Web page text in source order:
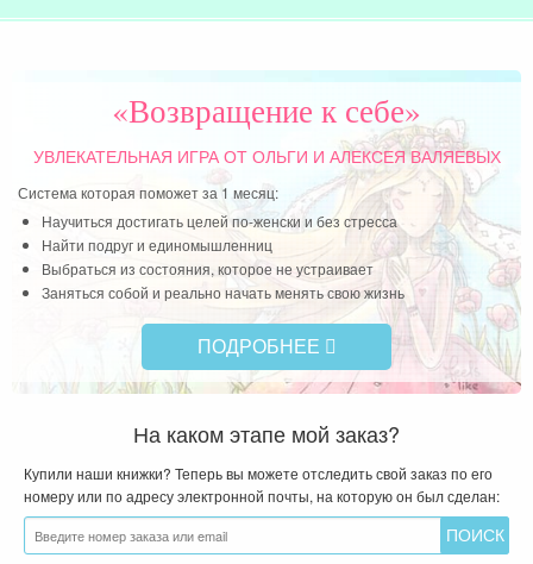
«Возвращение к себе»
УВЛЕКАТЕЛЬНАЯ ИГРАОТ ОЛЬГИ И АЛЕКСЕЯ ВАЛЯЕВЫХ
Система которая поможет за 1 месяц:
Научиться достигать целей по-женски и без стресса
Найти подруг и единомышленниц
Выбраться из состояния, которое не устраивает
Заняться собой и реально начать менять свою жизнь
ПОДРОБНЕЕ
На каком этапе мой заказ?
Купили наши книжки? Теперь вы можете отследить свой заказ по его
номеру или по адресу электронной почты, на которую он был сделан: